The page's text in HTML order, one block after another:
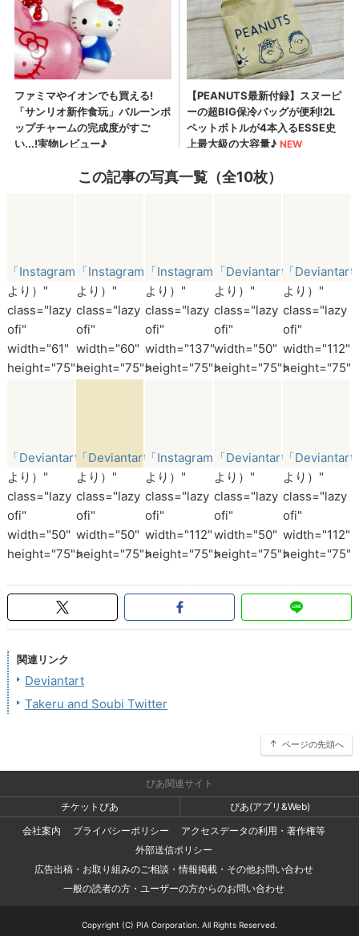
この記事の写真一覧（全10枚）
「Instagram」
より）"
class="lazy
ofi"
width="61"
height="75">
「Instagram」
より）"
class="lazy
ofi"
width="60"
height="75">
「Instagram」
より）"
class="lazy
ofi"
width="137"
height="75">
「Deviantart」
より）"
class="lazy
ofi"
width="50"
height="75">
「Deviantart
より）"
class="lazy
ofi"
width="112"
height="75">
「Deviantart」
より）"
class="lazy
ofi"
width="50"
height="75">
「Deviantart」
より）"
class="lazy
ofi"
width="50"
height="75">
「Instagram」
より）"
class="lazy
ofi"
width="112"
height="75">
「Deviantart」
より）"
class="lazy
ofi"
width="50"
height="75">
「Deviantart
より）"
class="lazy
ofi"
width="112"
height="75">
関連リンク
Deviantart
Takeru and Soubi Twitter
ページの先頭へ
ぴあ関連サイト
チケットぴあ
ぴあ(アプリ&Web)
会社案内
プライバシーポリシー
アクセスデータの利用・著作権等
外部送信ポリシー
広告出稿・お取り組みのご相談・情報掲載・その他お問い合わせ
一般の読者の方・ユーザーの方からのお問い合わせ
Copyright (C) PIA Corporation. All Rights Reserved.